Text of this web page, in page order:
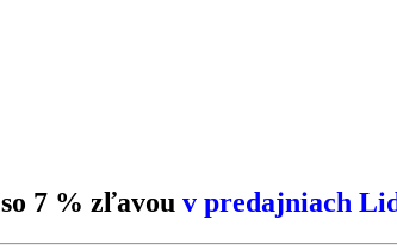
so 7 % zľavou v predajniach